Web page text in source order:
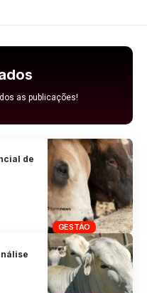
as publicações!
GESTÃO
de